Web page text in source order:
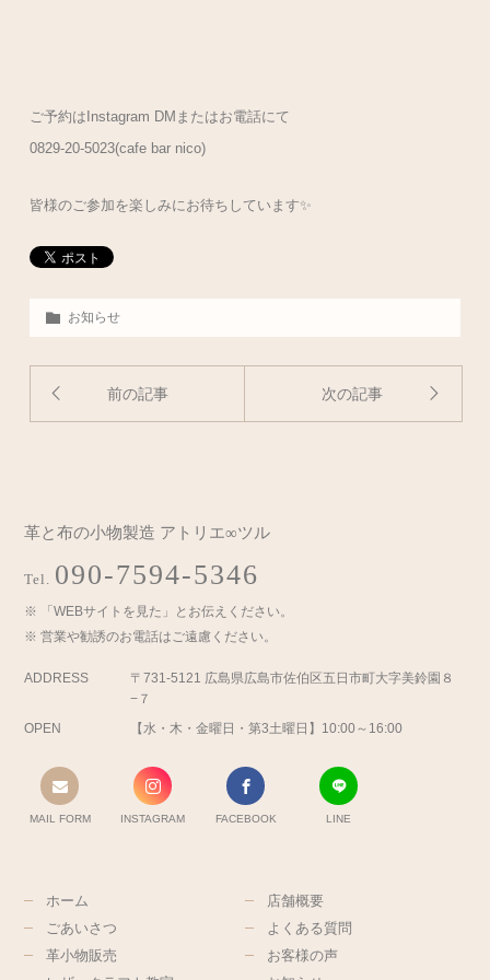
ご予約は Instagram DM またはお電話にて
0829-20-5023(cafe bar nico)
皆様のご参加を楽しみにお待ちしています✨
お知らせ
前の記事 次の記事
革と布の小物製造 アトリエ∞ツル
Tel. 090-7594-5346
「WEBサイトを見た」とお伝えください。
営業や勧誘のお電話はご遠慮ください。
ADDRESS
〒731-5121 広島県広島市佐伯区五日市町大字美鈴園８
−７
OPEN
【水・木・金曜日・第3土曜日】10:00～16:00
MAIL FORM INSTAGRAM FACEBOOK LINE
ホーム
ごあいさつ
革小物販売
店舗概要
よくある質問
お客様の声